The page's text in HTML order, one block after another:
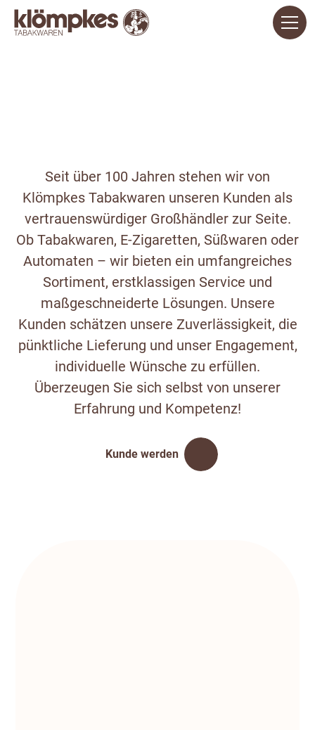
Seit über 100 Jahren stehen wir von
Klömpkes Tabakwaren unseren Kunden als
vertrauenswürdiger Großhändler zur Seite.
Ob Tabakwaren, E-Zigaretten, Süßwaren oder
Automaten – wir bieten ein umfangreiches
Sortiment, erstklassigen Service und
maßgeschneiderte Lösungen. Unsere
Kunden schätzen unsere Zuverlässigkeit, die
pünktliche Lieferung und unser Engagement,
individuelle Wünsche zu erfüllen.
Überzeugen Sie sich selbst von unserer
Erfahrung und Kompetenz!
Kunde werden